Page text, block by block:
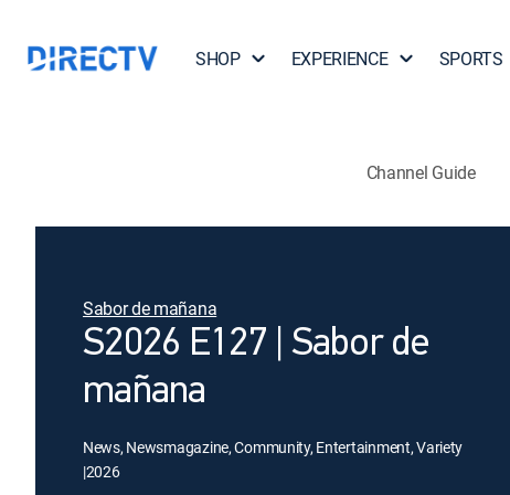
SHOP EXPERIENCE SPORTS
Channel Guide
Sabor de mañana
S2026 E127 | Sabor de
mañana
News, Newsmagazine, Community, Entertainment, Variety
|2026